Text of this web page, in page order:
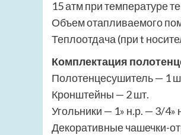
15 атм при температуре
Объем отапливаемого
Теплоотдача (при t
Комплектация
Полотенцесушитель — 1
Кронштейны — 2 шт.
Угольники — 1» н.р. — 3/4»
Декоративные чашечки-